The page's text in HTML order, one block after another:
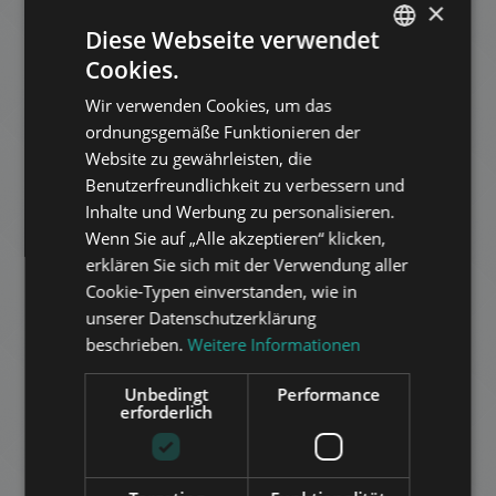
KÖLTŐ UTCA
Preis:990.000.000 HUF
Distrikt 12 • 8 Schlafzimmer • 1000 m2
ZUR LISTE HINZUFÜGEN
FRENCH
ITALIAN
SPANISH
RUSSIAN
×
Diese Webseite verwendet
Cookies.
Wir verwenden Cookies, um das
ordnungsgemäße Funktionieren der
Website zu gewährleisten, die
Benutzerfreundlichkeit zu verbessern und
Inhalte und Werbung zu personalisieren.
Wenn Sie auf „Alle akzeptieren“ klicken,
erklären Sie sich mit der Verwendung aller
Cookie-Typen einverstanden, wie in
unserer Datenschutzerklärung
beschrieben. Weitere Informationen
Unbedingt
erforderlich
Performance